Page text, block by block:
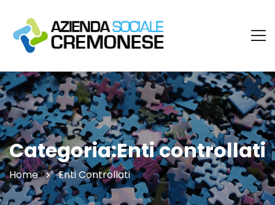
Categoria:Enti controllati
Home Enti Controllati